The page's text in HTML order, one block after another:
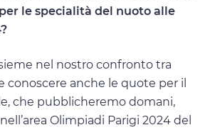
le specialità del nuoto alle
nel nostro confronto tra
conoscere anche le quote per il
che pubblicheremo domani,
Olimpiadi Parigi 2024 del